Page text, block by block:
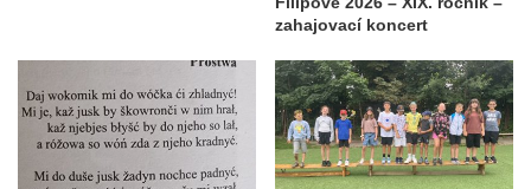
zahajovací koncert